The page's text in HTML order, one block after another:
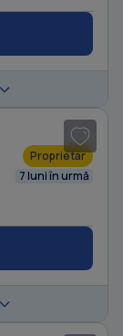
Proprietar
7 luni în urmă